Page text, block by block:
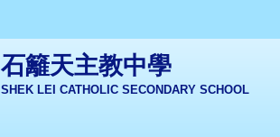
石籬天主教中學
SHEK LEI CATHOLIC SECONDARY SCHOOL